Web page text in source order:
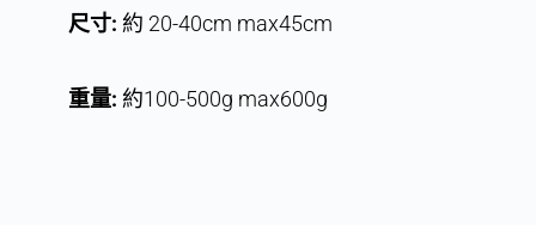
尺寸: 約 20-40cm max45cm
重量: 約100-500g max600g